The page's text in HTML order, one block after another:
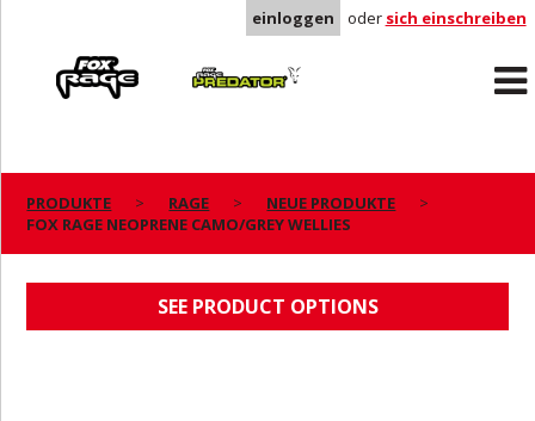
einloggen oder sich einschreiben
Predator
PRODUKTE RAGE
NEUE PRODUKTE
FOX RAGE NEOPRENE CAMO/GREY WELLIES
SEE PRODUCT OPTIONS